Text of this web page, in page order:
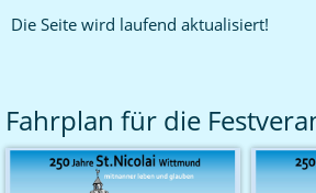
Die Seite wird laufend aktualisiert!
Fahrplan für die